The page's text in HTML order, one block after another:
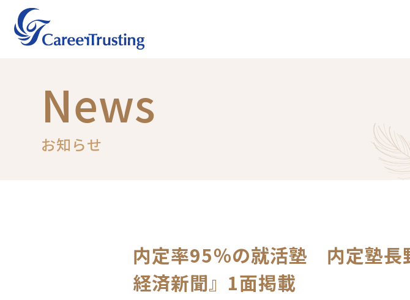
News
お知らせ
内定率95％の就活塾 内定塾
経済新聞』1面掲載